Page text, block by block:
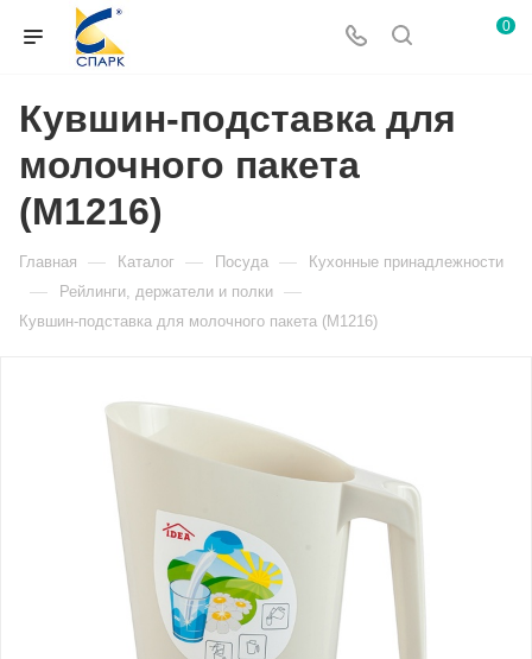
0
Кувшин-подставка для
молочного пакета
(М1216)
Главная — Каталог — Посуда — Кухонные принадлежности
— Рейлинги, держатели и полки —
Кувшин-подставка для молочного пакета (М1216)